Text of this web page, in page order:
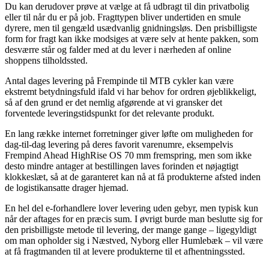
Du kan derudover prøve at vælge at få udbragt til din privatbolig
eller til når du er på job. Fragttypen bliver undertiden en smule
dyrere, men til gengæld usædvanlig gnidningsløs. Den prisbilligste
form for fragt kan ikke modsiges at være selv at hente pakken, som
desværre står og falder med at du lever i nærheden af online
shoppens tilholdssted.
Antal dages levering på Frempinde til MTB cykler kan være
ekstremt betydningsfuld ifald vi har behov for ordren øjeblikkeligt,
så af den grund er det nemlig afgørende at vi gransker det
forventede leveringstidspunkt for det relevante produkt.
En lang række internet forretninger giver løfte om muligheden for
dag-til-dag levering på deres favorit varenumre, eksempelvis
Frempind Ahead HighRise OS 70 mm fremspring, men som ikke
desto mindre antager at bestillingen laves forinden et nøjagtigt
klokkeslæt, så at de garanteret kan nå at få produkterne afsted inden
de logistikansatte drager hjemad.
En hel del e-forhandlere lover levering uden gebyr, men typisk kun
når der aftages for en præcis sum. I øvrigt burde man beslutte sig for
den prisbilligste metode til levering, der mange gange – ligegyldigt
om man opholder sig i Næstved, Nyborg eller Humlebæk – vil være
at få fragtmanden til at levere produkterne til et afhentningssted.